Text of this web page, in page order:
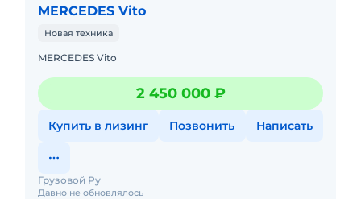
MERCEDES Vito
Новая техника
MERCEDES Vito
2 450 000 ₽
Купить в лизинг Позвонить Написать
Давно не обновлялось
Грузовой Ру